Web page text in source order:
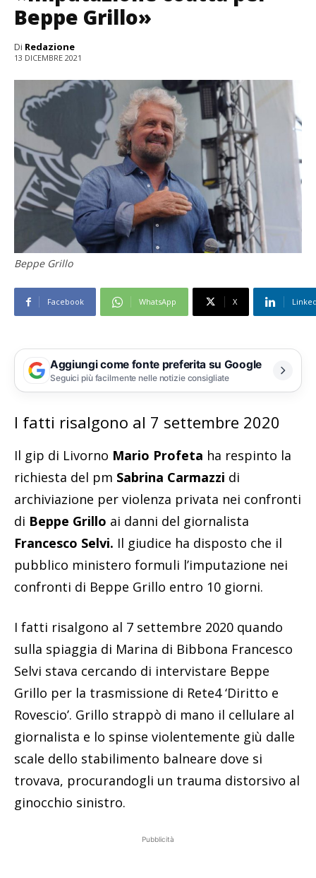
Beppe Grillo»
Di Redazione
13 DICEMBRE 2021
Beppe Grillo
Facebook WhatsApp X
Aggiungi come fonte preferita su Google
Seguici più facilmente nelle notizie consigliate
I fatti risalgono al 7 settembre 2020
Il gip di Livorno Mario Profeta ha respinto la
richiesta del pm Sabrina Carmazzi di
archiviazione per violenza privata nei confronti
di Beppe Grillo ai danni del giornalista
Francesco Selvi. Il giudice ha disposto che il
pubblico ministero formuli l’imputazione nei
confronti di Beppe Grillo entro 10 giorni.
I fatti risalgono al 7 settembre 2020 quando
sulla spiaggia di Marina di Bibbona Francesco
Selvi stava cercando di intervistare Beppe
Grillo per la trasmissione di Rete4 ‘Diritto e
Rovescio’. Grillo strappò di mano il cellulare al
giornalista e lo spinse violentemente giù dalle
scale dello stabilimento balneare dove si
trovava, procurandogli un trauma distorsivo al
ginocchio sinistro.
Pubblicità